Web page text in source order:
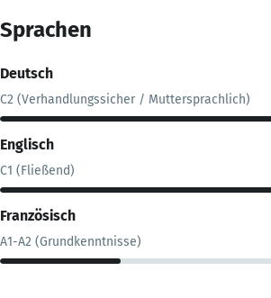
Sprachen
Deutsch
C2 (Verhandlungssicher / Muttersprachlich)
Englisch
C1 (Fließend)
Französisch
A1-A2 (Grundkenntnisse)